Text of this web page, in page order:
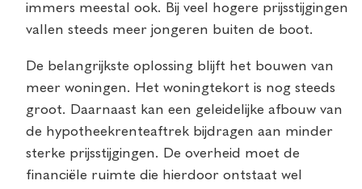
immers meestal ook. Bij veel hogere prijsstijgingen
vallen steeds meer jongeren buiten de boot.
De belangrijkste oplossing blijft het bouwen van
meer woningen. Het woningtekort is nog steeds
groot. Daarnaast kan een geleidelijke afbouw van
de hypotheekrenteaftrek bijdragen aan minder
sterke prijsstijgingen. De overheid moet de
financiële ruimte die hierdoor ontstaat wel